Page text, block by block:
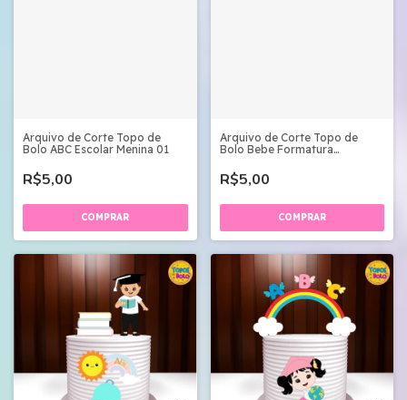
Arquivo de Corte Topo de
Bolo ABC Escolar Menina 01
R$5,00
Arquivo de Corte Topo de
Bolo Bebe Formatura
R$5,00